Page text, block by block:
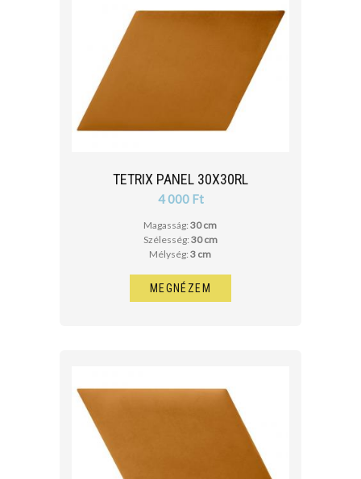
TETRIX PANEL 30X30RL
4 000 Ft
Magasság:30 cm
Szélesség: 30 cm
Mélység:3 cm
MEGNÉZEM